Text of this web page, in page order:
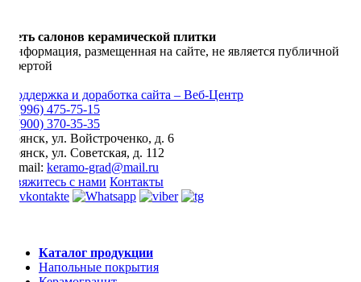
Сеть салонов керамической плитки
Информация, размещенная на сайте, не является публичной
офертой
Поддержка и доработка сайта – Веб-Центр
8 (996) 475-75-15
8 (900) 370-35-35
Брянск, ул. Войстроченко, д. 6
Брянск, ул. Советская, д. 112
E-mail: keramo-grad@mail.ru
Свяжитесь с нами Контакты
Каталог продукции
Напольные покрытия